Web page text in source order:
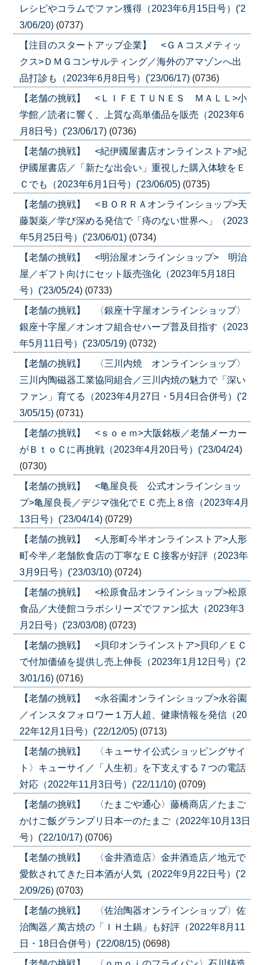
レシピやコラムでファン獲得（2023年6月15日号）('2
3/06/20) (0737)
【注目のスタートアップ企業】 <ＧＡコスメティッ
クス>ＤＭＧコンサルティング／海外のアマゾンへ出
品打診も（2023年6月8日号）('23/06/17) (0736)
【老舗の挑戦】 <ＬＩＦＥＴＵＮＥＳ ＭＡＬＬ>小
学館／読者に響く、上質な高単価品を販売（2023年6
月8日号）('23/06/17) (0736)
【老舗の挑戦】 <紀伊國屋書店オンラインストア>紀
伊國屋書店／「新たな出会い」重視した購入体験をＥ
Ｃでも（2023年6月1日号）('23/06/05) (0735)
【老舗の挑戦】 <ＢＯＲＲＡオンラインショップ>天
藤製薬／学び深める発信で「痔のない世界へ」（2023
年5月25日号）('23/06/01) (0734)
【老舗の挑戦】 <明治屋オンラインショップ> 明治
屋／ギフト向けにセット販売強化（2023年5月18日
号）('23/05/24) (0733)
【老舗の挑戦】 〈銀座十字屋オンラインショップ〉
銀座十字屋／オンオフ組合せハープ普及目指す（2023
年5月11日号）('23/05/19) (0732)
【老舗の挑戦】 〈三川内焼 オンラインショップ〉
三川内陶磁器工業協同組合／三川内焼の魅力で「深い
ファン」育てる（2023年4月27日・5月4日合併号）('2
3/05/15) (0731)
【老舗の挑戦】 <ｓｏｅｍ>大阪銘板／老舗メーカー
がＢｔｏＣに再挑戦（2023年4月20日号）('23/04/24)
(0730)
【老舗の挑戦】 <亀屋良長 公式オンラインショッ
プ>亀屋良長／デジマ強化でＥＣ売上８倍（2023年4月
13日号）('23/04/14) (0729)
【老舗の挑戦】 <人形町今半オンラインストア>人形
町今半／老舗飲食店の丁寧なＥＣ接客が好評（2023年
3月9日号）('23/03/10) (0724)
【老舗の挑戦】 <松原食品オンラインショップ>松原
食品／大使館コラボシリーズでファン拡大（2023年3
月2日号）('23/03/08) (0723)
【老舗の挑戦】 <貝印オンラインストア>貝印／ＥＣ
で付加価値を提供し売上伸長（2023年1月12日号）('2
3/01/16) (0716)
【老舗の挑戦】 <永谷園オンラインショップ>永谷園
／インスタフォロワー１万人超、健康情報を発信（20
22年12月1日号）('22/12/05) (0713)
【老舗の挑戦】 〈キューサイ公式ショッピングサイ
ト〉キューサイ／「人生初」を下支えする７つの電話
対応（2022年11月3日号）('22/11/10) (0709)
【老舗の挑戦】 〈たまごや通心〉藤橋商店／たまご
かけご飯グランプリ日本一のたまご（2022年10月13日
号）('22/10/17) (0706)
【老舗の挑戦】 〈金井酒造店〉金井酒造店／地元で
愛飲されてきた日本酒が人気（2022年9月22日号）('2
2/09/26) (0703)
【老舗の挑戦】 〈佐治陶器オンラインショップ〉佐
治陶器／萬古焼の「ＩＨ土鍋」も好評（2022年8月11
日・18日合併号）('22/08/15) (0698)